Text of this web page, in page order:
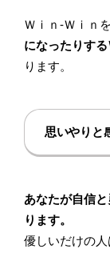
Ｗｉｎ-Ｗｉｎ
になったりす
ります。
思いやりと
あなたが自信
ります。
優しいだけの人